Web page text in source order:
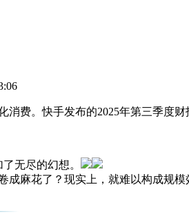
。快手发布的2025年第三季度
无尽的幻想。
麻花了？现实上，就难以构成规模